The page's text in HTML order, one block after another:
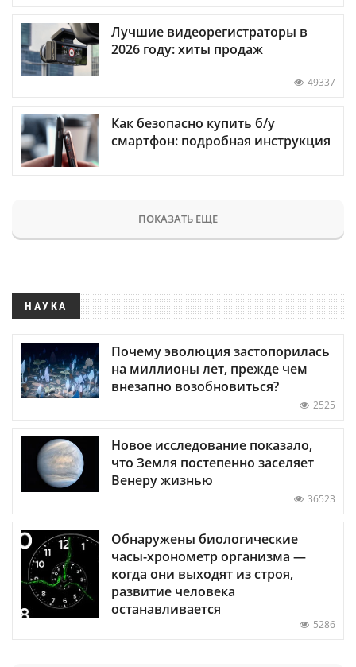
Лучшие видеорегистраторы в
2026 году: хиты продаж
49337
Как безопасно купить б/у
смартфон: подробная инструкция
ПОКАЗАТЬ ЕЩЕ
НАУКА
Почему эволюция застопорилась
на миллионы лет, прежде чем
внезапно возобновиться?
2525
Новое исследование показало,
что Земля постепенно заселяет
Венеру жизнью
36523
Обнаружены биологические
часы-хронометр организма —
когда они выходят из строя,
развитие человека
останавливается
5286